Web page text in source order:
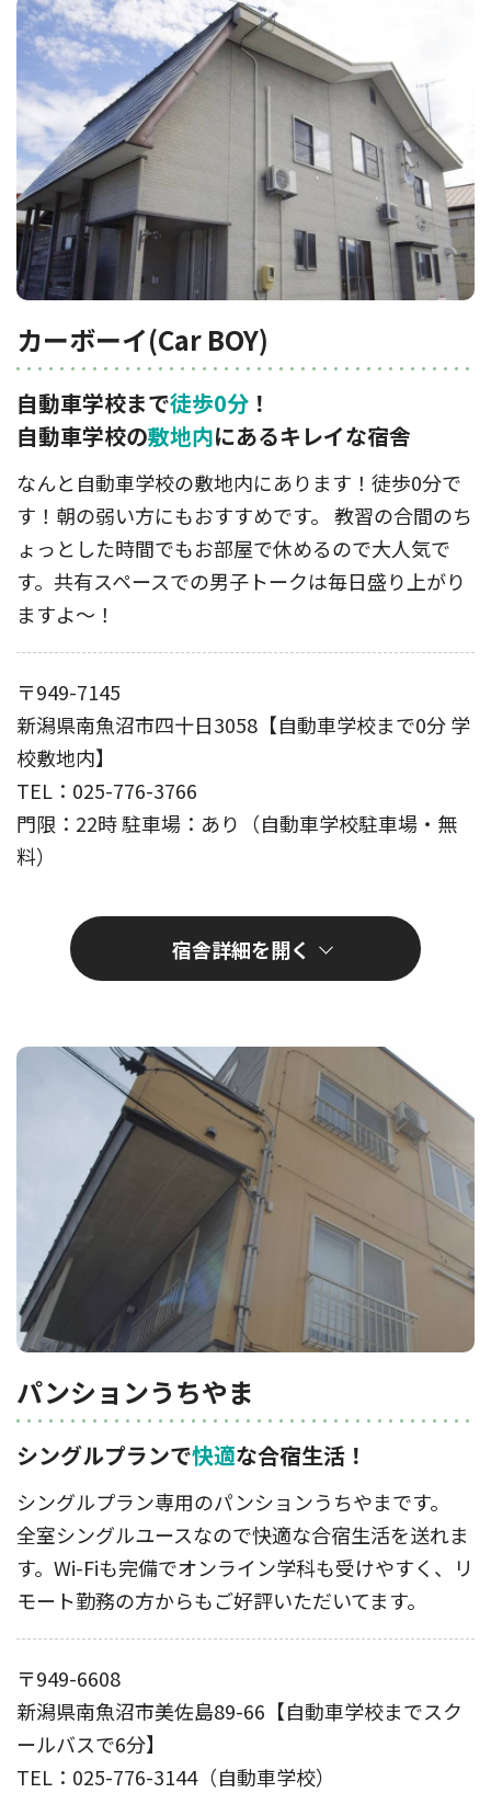
カーボーイ(Car BOY)
自動車学校まで徒歩0分 ！
自動車学校の敷地内にあるキレイな宿舎
なんと自動車学校の敷地内にあります！徒歩0分で
す！朝の弱い方にもおすすめです。 教習の合間のち
ょっとした時間でもお部屋で休めるので大人気で
す。共有スペースでの男子トークは毎日盛り上がり
ますよ〜！
〒949-7145
新潟県南魚沼市四十日3058【自動車学校まで0分 学
校敷地内】
TEL：025-776-3766
門限：22時 駐車場：あり（自動車学校駐車場・無
料）
宿舎詳細
パンションうちやま
シングルプランで快適な合宿生活！
シングルプラン専用のパンションうちやまです。
全室シングルユースなので快適な合宿生活を送れま
す。Wi-Fiも完備でオンライン学科も受けやすく、リ
モート勤務の方からもご好評いただいてます。
〒949-6608
新潟県南魚沼市美佐島89-66【自動車学校までスク
ールバスで6分】
TEL：025-776-3144（自動車学校）